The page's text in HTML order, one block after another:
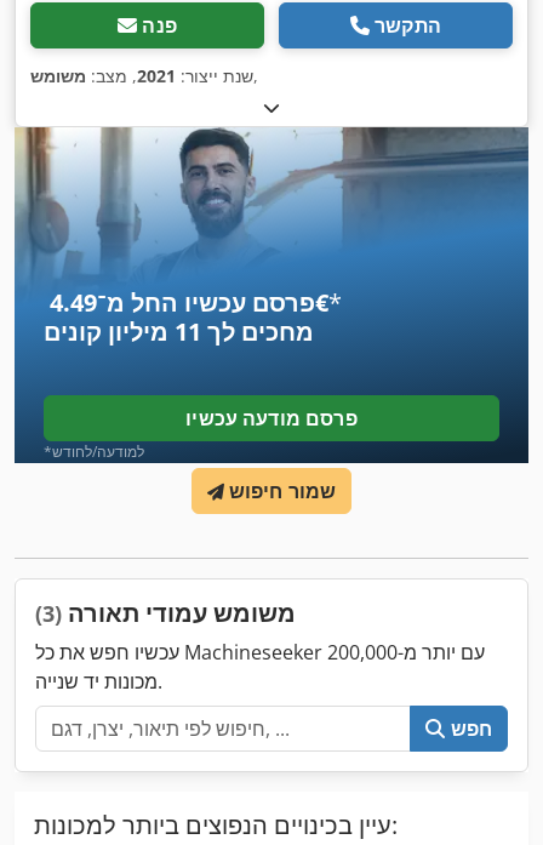
פנה התקשר
שנת ייצור: 2021, מצב: משומש ,
פרסם עכשיו החל מ־‏4.49 ‏€*
מחכים לך 11 מיליון קונים
פרסם מודעה עכשיו
*למודעה/לחודש
שמור חיפוש
משומש עמודי תאורה (3)
עכשיו חפש את כל Machineseeker עם יותר מ-200,000
מכונות יד שנייה.
חפש
עיין בכינויים הנפוצים ביותר למכונות: